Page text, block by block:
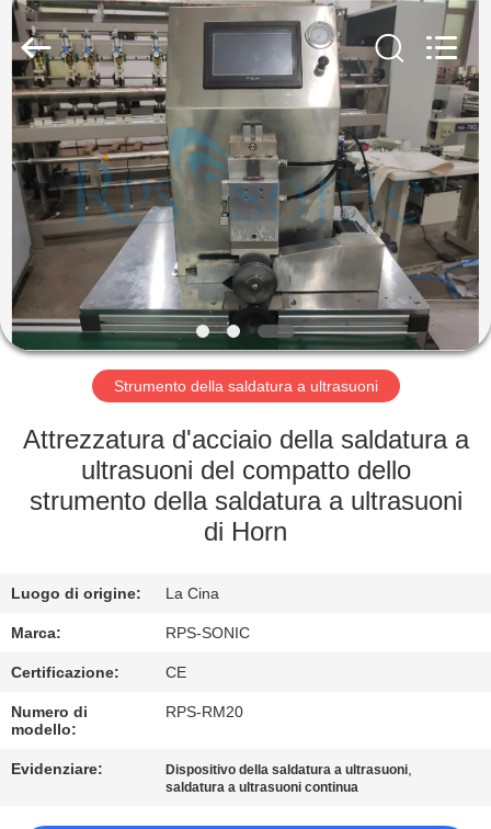
CASA
PRODOTTI
CIRCA
NOI
GIRO
DELLA
FABBRICA
CONTROLLO
CONTATTICI
NOTIZIE
CASI
Hangzhou
Powersonic
Equipment
Rights
Reserved.
Strumento della saldatura a ultrasuoni
Attrezzatura d'acciaio della saldatura a
ultrasuoni del compatto dello
strumento della saldatura a ultrasuoni
di Horn
Luogo di origine: La Cina
Marca: RPS-SONIC
Certificazione: CE
Numero di
modello:
RPS-RM20
Evidenziare: Dispositivo della saldatura a ultrasuoni,
saldatura a ultrasuoni continua